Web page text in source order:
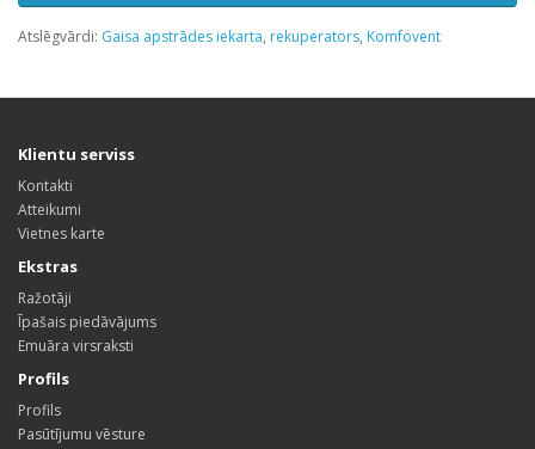
Atslēgvārdi: Gaisa apstrādes iekarta, rekuperators, Komfovent
Klientu serviss
Kontakti
Atteikumi
Vietnes karte
Ekstras
Ražotāji
Īpašais piedāvājums
Emuāra virsraksti
Profils
Profils
Pasūtījumu vēsture